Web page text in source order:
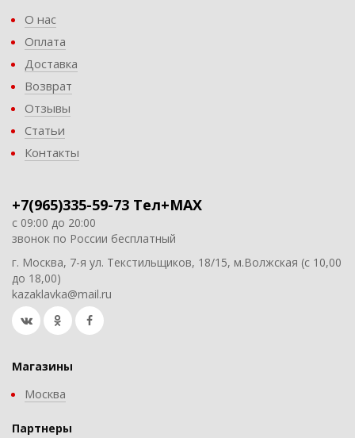
О нас
Оплата
Доставка
Возврат
Отзывы
Статьи
Контакты
+7(965)335-59-73 Тел+MAX
с 09:00 до 20:00
звонок по России бесплатный
г. Москва, 7-я ул. Текстильщиков, 18/15, м.Волжская (с 10,00
до 18,00)
kazaklavka@mail.ru
Магазины
Москва
Партнеры